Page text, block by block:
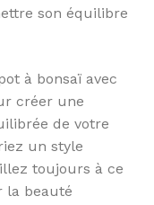
son équilibre
à bonsaï avec
créer une
de votre
un style
toujours à ce
la beauté